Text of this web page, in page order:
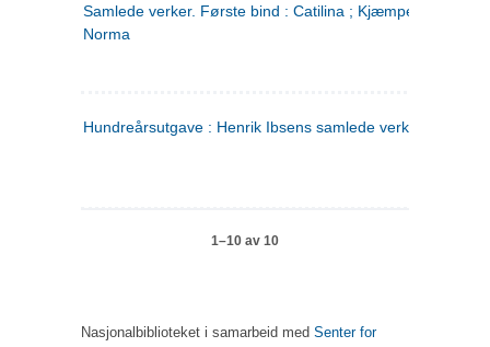
Samlede verker. Første bind : Catilina ; Kjæmpehøien ;
Norma
Hundreårsutgave : Henrik Ibsens samlede verker. 1
1–10 av 10
Nasjonalbiblioteket i samarbeid med Senter for